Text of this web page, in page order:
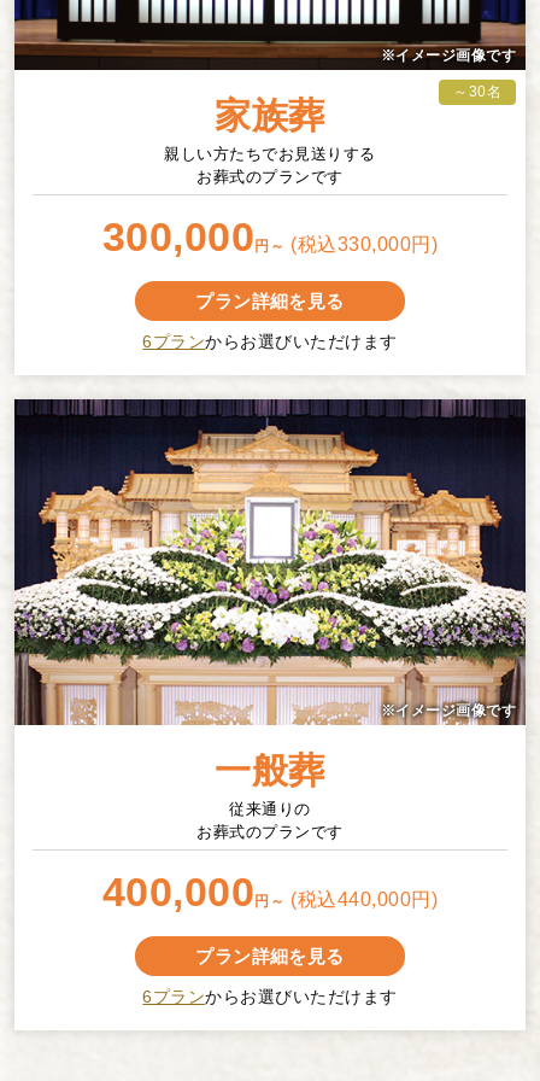
家族葬
親しい方たちでお見送りする
お葬式のプランです
300,000円～ (税込330,000円)
プラン詳細を見る
6プランからお選びいただけます
一般葬
従来通りの
お葬式のプランです
400,000 円～ (税込440,000円)
プラン詳細を見る
6プランからお選びいただけます